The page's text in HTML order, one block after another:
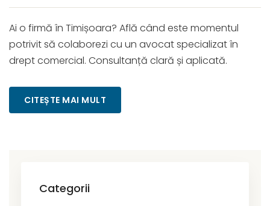
Ai o firmă în Timișoara? Află când este momentul
potrivit să colaborezi cu un avocat specializat în
drept comercial. Consultanță clară și aplicată.
CITEȘTE MAI MULT
Categorii